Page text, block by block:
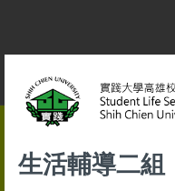
生活輔導二組